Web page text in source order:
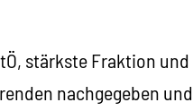
stärkste Fraktion und
nachgegeben und